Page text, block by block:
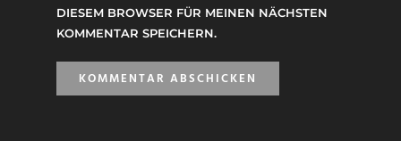
DIESEM BROWSER FÜR MEINEN NÄCHSTEN
KOMMENTAR SPEICHERN.